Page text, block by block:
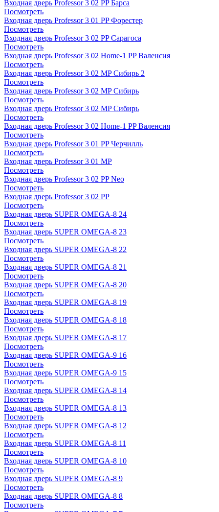
Входная дверь Professor 3 02 PP Барса
Посмотреть
Входная дверь Professor 3 01 PP Форестер
Посмотреть
Входная дверь Professor 3 02 PP Сарагоса
Посмотреть
Входная дверь Professor 3 02 Home-1 PP Валенсия
Посмотреть
Входная дверь Professor 3 02 MP Сибирь 2
Посмотреть
Входная дверь Professor 3 02 MP Сибирь
Посмотреть
Входная дверь Professor 3 02 MP Сибирь
Посмотреть
Входная дверь Professor 3 02 Home-1 PP Валенсия
Посмотреть
Входная дверь Professor 3 01 PP Черчилль
Посмотреть
Входная дверь Professor 3 01 MP
Посмотреть
Входная дверь Professor 3 02 PP Neo
Посмотреть
Входная дверь Professor 3 02 PP
Посмотреть
Входная дверь SUPER OMEGA-8 24
Посмотреть
Входная дверь SUPER OMEGA-8 23
Посмотреть
Входная дверь SUPER OMEGA-8 22
Посмотреть
Входная дверь SUPER OMEGA-8 21
Посмотреть
Входная дверь SUPER OMEGA-8 20
Посмотреть
Входная дверь SUPER OMEGA-8 19
Посмотреть
Входная дверь SUPER OMEGA-8 18
Посмотреть
Входная дверь SUPER OMEGA-8 17
Посмотреть
Входная дверь SUPER OMEGA-9 16
Посмотреть
Входная дверь SUPER OMEGA-9 15
Посмотреть
Входная дверь SUPER OMEGA-8 14
Посмотреть
Входная дверь SUPER OMEGA-8 13
Посмотреть
Входная дверь SUPER OMEGA-8 12
Посмотреть
Входная дверь SUPER OMEGA-8 11
Посмотреть
Входная дверь SUPER OMEGA-8 10
Посмотреть
Входная дверь SUPER OMEGA-8 9
Посмотреть
Входная дверь SUPER OMEGA-8 8
Посмотреть